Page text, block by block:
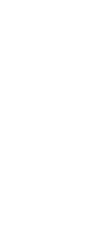
et traits de